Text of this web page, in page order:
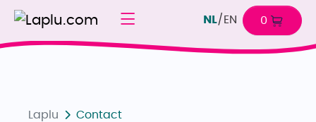
NL/ EN 0
Laplu Contact